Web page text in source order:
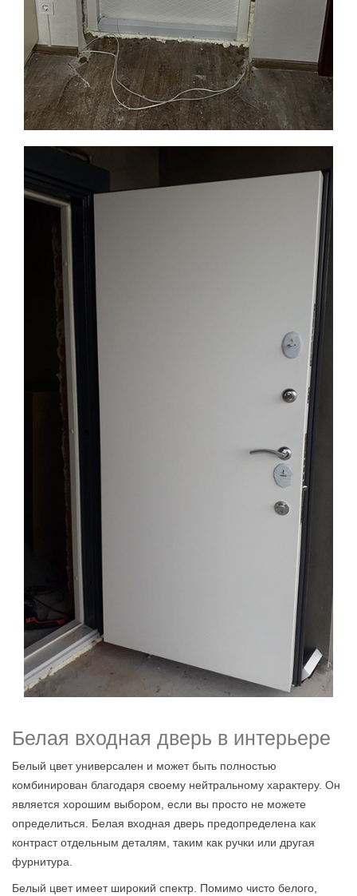
Белая входная дверь в интерьере
Белый цвет универсален и может быть полностью
комбинирован благодаря своему нейтральному характеру. Он
является хорошим выбором, если вы просто не можете
определиться. Белая входная дверь предопределена как
контраст отдельным деталям, таким как ручки или другая
фурнитура.
Белый цвет имеет широкий спектр. Помимо чисто белого,